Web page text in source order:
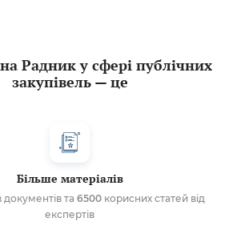
Радник у сфері публічних
закупівель — це
Більше матеріалів
документів та 6500корисних статей від
експертів